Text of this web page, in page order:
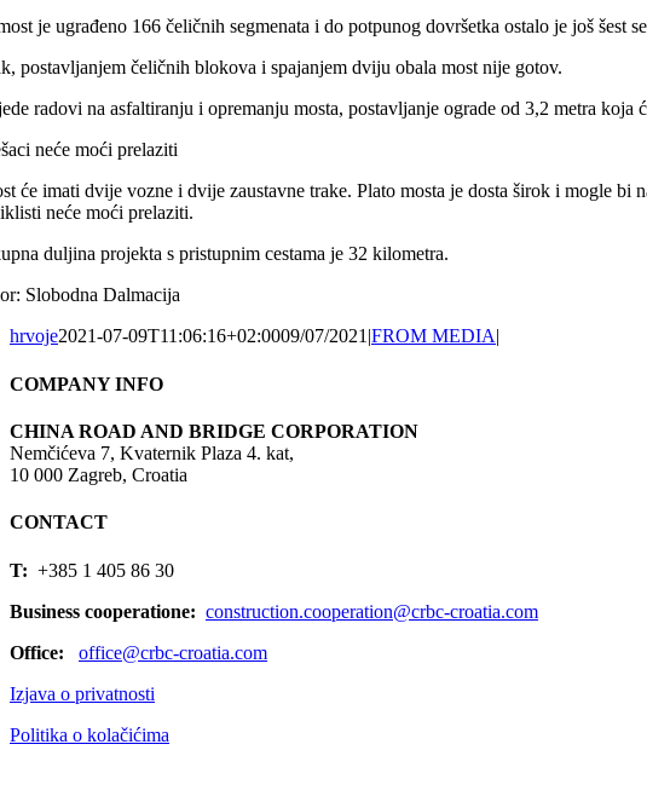
je ugrađeno 166 čeličnih segmenata i do potpunog dovršetka ostalo je još šest
postavljanjem čeličnih blokova i spajanjem dviju obala most nije gotov.
radovi na asfaltiranju i opremanju mosta, postavljanje ograde od 3,2 metra
neće moći prelaziti
će imati dvije vozne i dvije zaustavne trake. Plato mosta je dosta širok i mogle
neće moći prelaziti.
duljina projekta s pristupnim cestama je 32 kilometra.
Slobodna Dalmacija
hrvoje2021-07-09T11:06:16+02:0009/07/2021|FROM MEDIA|
COMPANY INFO
CHINA ROAD AND BRIDGE CORPORATION
Nemčićeva 7, Kvaternik Plaza 4. kat,
10 000 Zagreb, Croatia
CONTACT
T: +385 1 405 86 30
Business cooperatione: construction.cooperation@crbc-croatia.com
Office:
office@crbc-croatia.com
Izjava o privatnosti
Politika o kolačićima